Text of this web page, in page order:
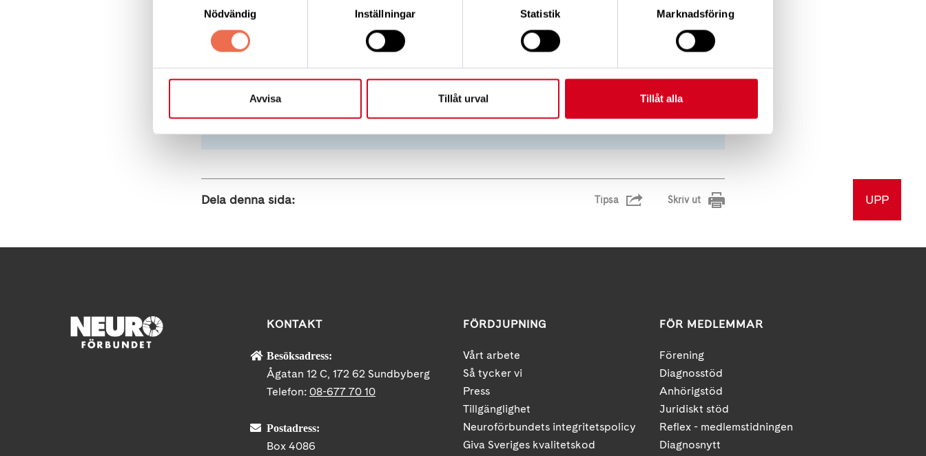
Nödvändig
Inställningar Statistik Marknadsföring
Avvisa Tillåt urval Tillåt alla
Föreläsningen kräver medlemskap i Neuroförbundet (medlem eller stödmedlem)
Anmäl dig här
Dela denna sida: Tipsa Skriv ut UPP
KONTAKT
Besöksadress:
Ågatan 12 C, 172 62 Sundbyberg
Telefon: 08-677 70 10
Postadress:
Box 4086
FÖRDJUPNING
Vårt arbete
Så tycker vi
Press
Tillgänglighet
Neuroförbundets integritetspolicy
Giva Sveriges kvalitetskod
FÖR MEDLEMMAR
Förening
Diagnosstöd
Anhörigstöd
Juridiskt stöd
Reflex - medlemstidningen
Diagnosnytt